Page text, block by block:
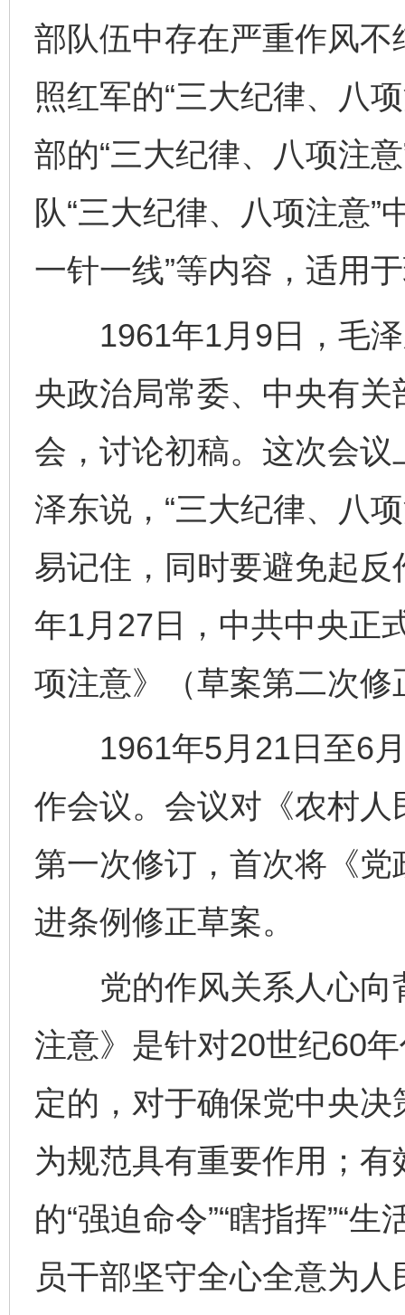
部队伍中存在严重作风
照红军的“三大纪律、八
部的“三大纪律、八项注
队“三大纪律、八项注意”
一针一线”等内容，适用
1961年1月9日，毛泽
央政治局常委、中央有
会，讨论初稿。这次会
泽东说，“三大纪律、八
易记住，同时要避免起
年1月27日，中共中央正
项注意》（草案第二次修
1961年5月21日至6月
作会议。会议对《农村
第一次修订，首次将《
进条例修正草案。
党的作风关系人心向
注意》是针对20世纪60
定的，对于确保党中央
为规范具有重要作用；
的“强迫命令”“瞎指挥”“
员干部坚守全心全意为